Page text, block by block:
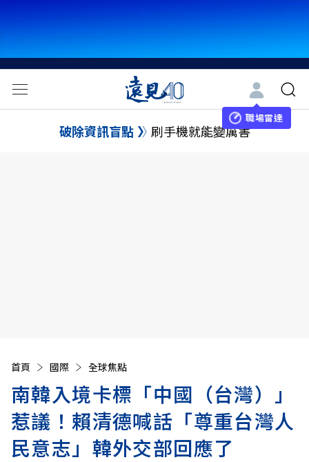
職場雷達
破除資訊盲點 刷手機就能變厲害
首頁 國際 全球焦點
南韓入境卡標「中國（台灣）」
惹議！賴清德喊話「尊重台灣人
民意志」韓外交部回應了